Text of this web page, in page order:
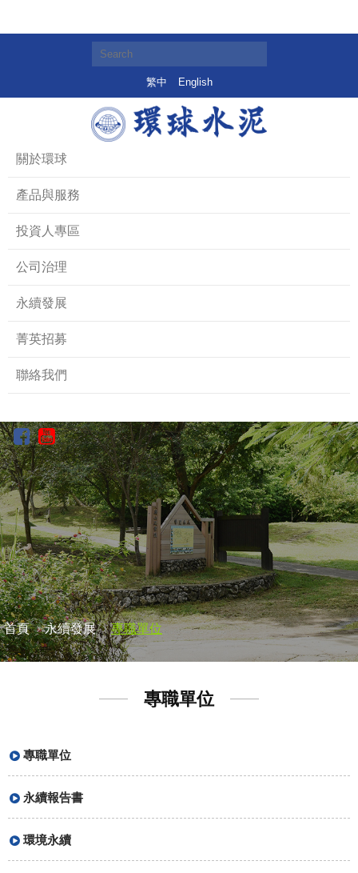
繁中 English
關於環球
產品與服務
投資人專區
公司治理
永續發展
菁英招募
聯絡我們
首頁 永續發展 專職單位
專職單位
專職單位
永續報告書
環境永續